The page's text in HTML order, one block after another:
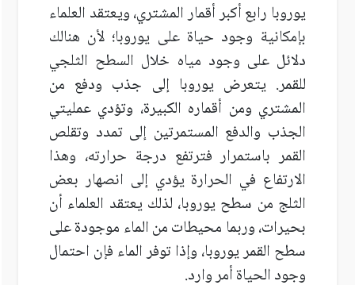
يوروبا رابع أكبر أقمار المشتري، ويعتقد العلماء
بإمكانية وجود حياة على يوروبا؛ لأن هنالك
دلائل على وجود مياه خلال السطح الثلجي
للقمر. يتعرض يوروبا إلى جذب ودفع من
المشتري ومن أقماره الكبيرة، وتؤدي عمليتي
الجذب والدفع المستمرتين إلى تمدد وتقلص
القمر باستمرار فترتفع درجة حرارته، وهذا
الارتفاع في الحرارة يؤدي إلى انصهار بعض
الثلج من سطح يوروبا، لذلك يعتقد العلماء أن
بحيرات، وربما محيطات من الماء موجودة على
سطح القمر يوروبا، وإذا توفر الماء فإن احتمال
وجود الحياة أمر وارد.